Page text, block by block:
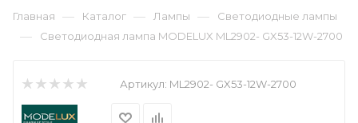
Главная — Каталог — Лампы — Светодиодные лампы
— Светодиодная лампа MODELUX ML2902- GX53-12W-2700
Артикул: ML2902- GX53-12W-2700